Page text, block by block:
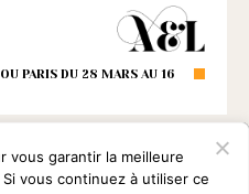
PARIS DU 28 MARS AU 16
vous garantir la meilleure
vous continuez à utiliser ce